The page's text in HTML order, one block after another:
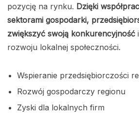
pozycję na rynku. Dzięki
sektorami gospodarki,
zwiększyć swoją konkurencyjność
rozwoju lokalnej społeczności.
Wspieranie przedsiębiorczości
Rozwój gospodarczy regionu
Zyski dla lokalnych firm